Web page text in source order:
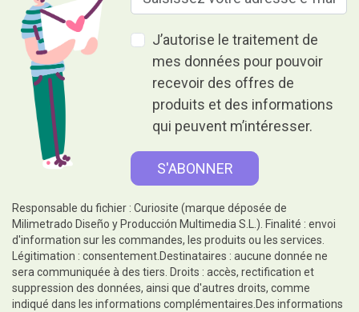
J’autorise le traitement de
mes données pour pouvoir
recevoir des offres de
produits et des informations
qui peuvent m’intéresser.
Responsable du fichier : Curiosite (marque déposée de
Milimetrado Diseño y Producción Multimedia S.L.). Finalité : envoi
d'information sur les commandes, les produits ou les services.
Légitimation : consentement.Destinataires : aucune donnée ne
sera communiquée à des tiers. Droits : accès, rectification et
suppression des données, ainsi que d'autres droits, comme
indiqué dans les informations complémentaires.Des informations